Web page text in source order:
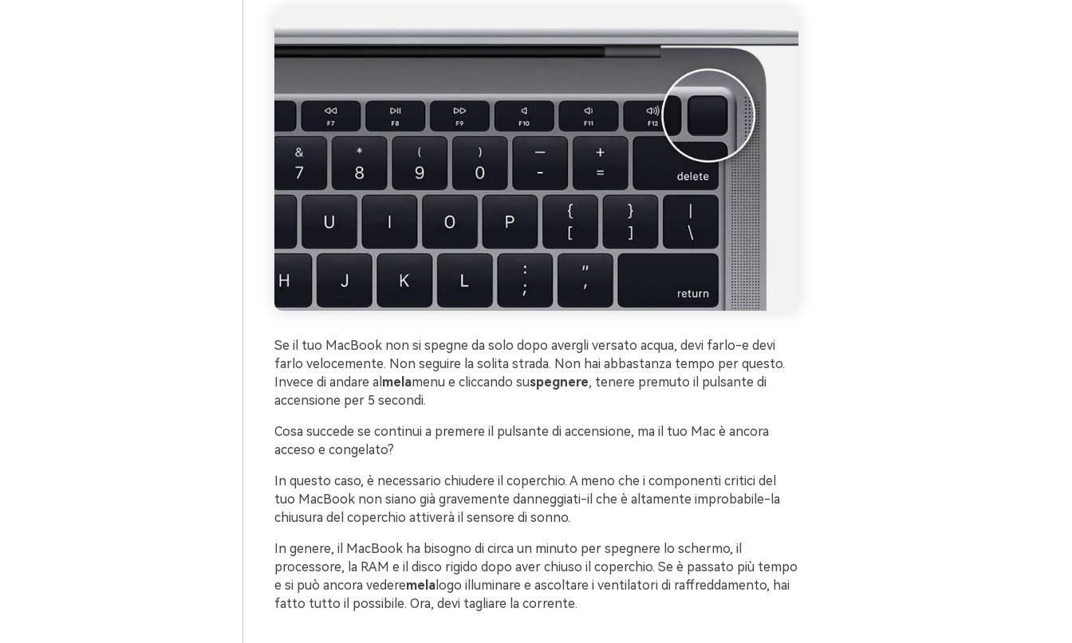
Se il tuo MacBook non si spegne da solo dopo avergli versato acqua, devi farlo-e devi
farlo velocemente. Non seguire la solita strada. Non hai abbastanza tempo per questo.
Invece di andare al melamenu e cliccando suspegnere, tenere premuto il pulsante di
accensione per 5 secondi.
Cosa succede se continui a premere il pulsante di accensione, ma il tuo Mac è ancora
acceso e congelato?
In questo caso, è necessario chiudere il coperchio. A meno che i componenti critici del
tuo MacBook non siano già gravemente danneggiati-il che è altamente improbabile-la
chiusura del coperchio attiverà il sensore di sonno.
In genere, il MacBook ha bisogno di circa un minuto per spegnere lo schermo, il
processore, la RAM e il disco rigido dopo aver chiuso il coperchio. Se è passato più tempo
e si può ancora vederemelalogo illuminare e ascoltare i ventilatori di raffreddamento, hai
fatto tutto il possibile. Ora, devi tagliare la corrente.